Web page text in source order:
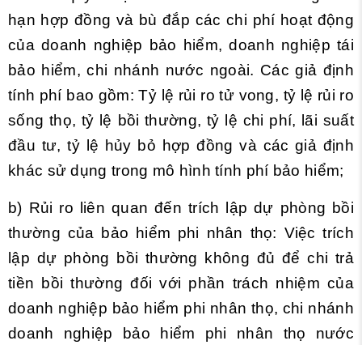
hạn hợp đồng và bù đắp các chi phí hoạt động
của doanh nghiệp bảo hiểm, doanh nghiệp tái
bảo hiểm, chi nhánh nước ngoài. Các giả định
tính phí bao gồm: Tỷ lệ rủi ro tử vong, tỷ lệ rủi ro
sống thọ, tỷ lệ bồi thường, tỷ lệ chi phí, lãi suất
đầu tư, tỷ lệ hủy bỏ hợp đồng và các giả định
khác sử dụng trong mô hình tính phí bảo hiểm;
b) Rủi ro liên quan đến trích lập dự phòng bồi
thường của bảo hiểm phi nhân thọ: Việc trích
lập dự phòng bồi thường không đủ để chi trả
tiền bồi thường đối với phần trách nhiệm của
doanh nghiệp bảo hiểm phi nhân thọ, chi nhánh
doanh nghiệp bảo hiểm phi nhân thọ nước